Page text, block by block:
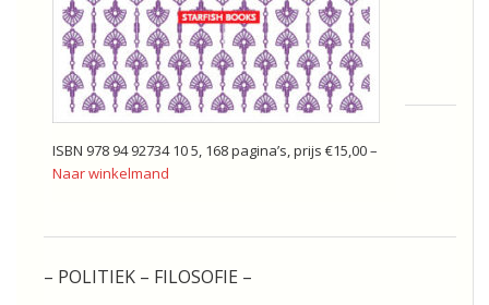
ISBN 978 94 92734 10 5, 168 pagina’s, prijs €15,00 –
Naar winkelmand
– POLITIEK – FILOSOFIE –